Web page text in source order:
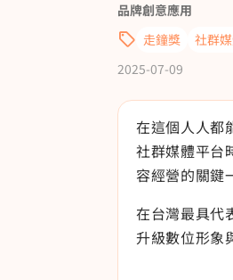
品牌創意應用
走鐘獎
社群
2025-07-09
在這個人人
社群媒體平台
容經營的關鍵
在台灣最具代
升級數位形象